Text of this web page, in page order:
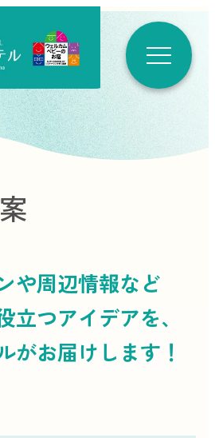
や周辺情報など
立つアイデアを、
がお届けします！